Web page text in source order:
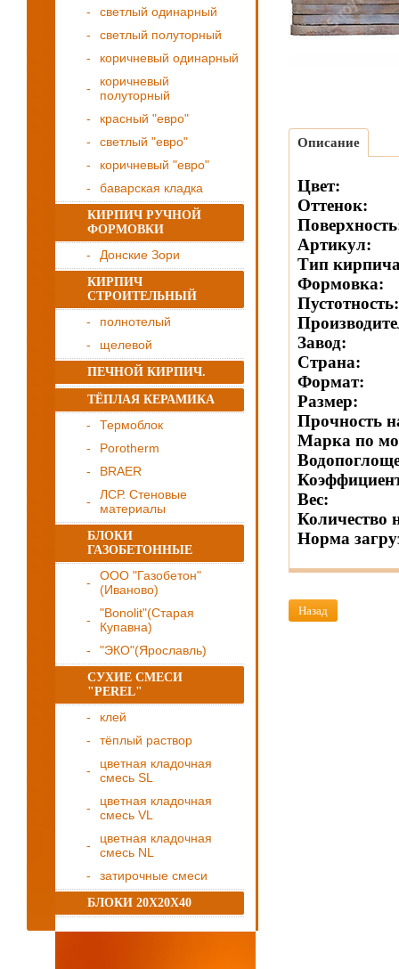
светлый одинарный
светлый полуторный
коричневый одинарный
коричневый
полуторный
красный "евро"
светлый "евро"
коричневый "евро"
баварская кладка
КИРПИЧ РУЧНОЙ
ФОРМОВКИ
Донские Зори
КИРПИЧ
СТРОИТЕЛЬНЫЙ
полнотелый
щелевой
ПЕЧНОЙ КИРПИЧ.
ТЁПЛАЯ КЕРАМИКА
Термоблок
Porotherm
BRAER
ЛСР. Стеновые
материалы
БЛОКИ
ГАЗОБЕТОННЫЕ
ООО "Газобетон"
(Иваново)
"Bonolit"(Старая
Купавна)
"ЭКО"(Ярославль)
СУХИЕ СМЕСИ
"PEREL"
клей
тёплый раствор
цветная кладочная
смесь SL
цветная кладочная
смесь VL
цветная кладочная
смесь NL
затирочные смеси
БЛОКИ 20Х20Х40
Описание
Цвет:
Оттенок:
Артикул:
Тип
Формовка:
Пустотность:
Завод:
Страна:
Формат:
Размер:
Прочность
Марка по
Вес:
Количество
Норма
Назад